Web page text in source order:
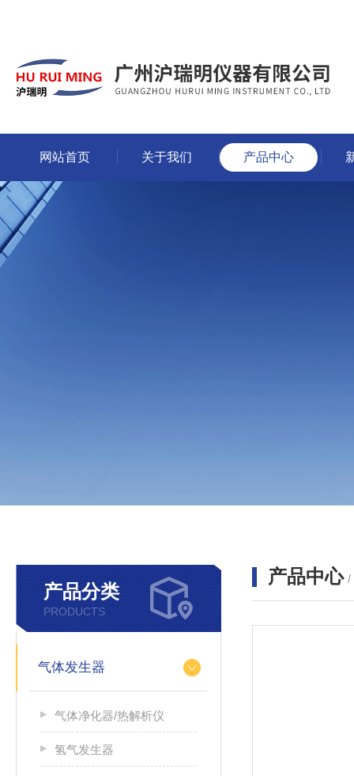
网站首页 关于我们 产品中心
产品分类
PRODUCTS
气体发生器
气体净化器/热解析仪
氢气发生器
产品中心 /